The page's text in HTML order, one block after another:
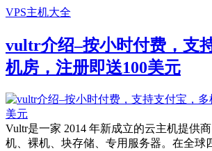
VPS主机大全
vultr介绍–按小时付费，支
机房，注册即送100美元
Vultr是一家 2014 年新成立的云主机提供
机、裸机、块存储、专用服务器。在全球